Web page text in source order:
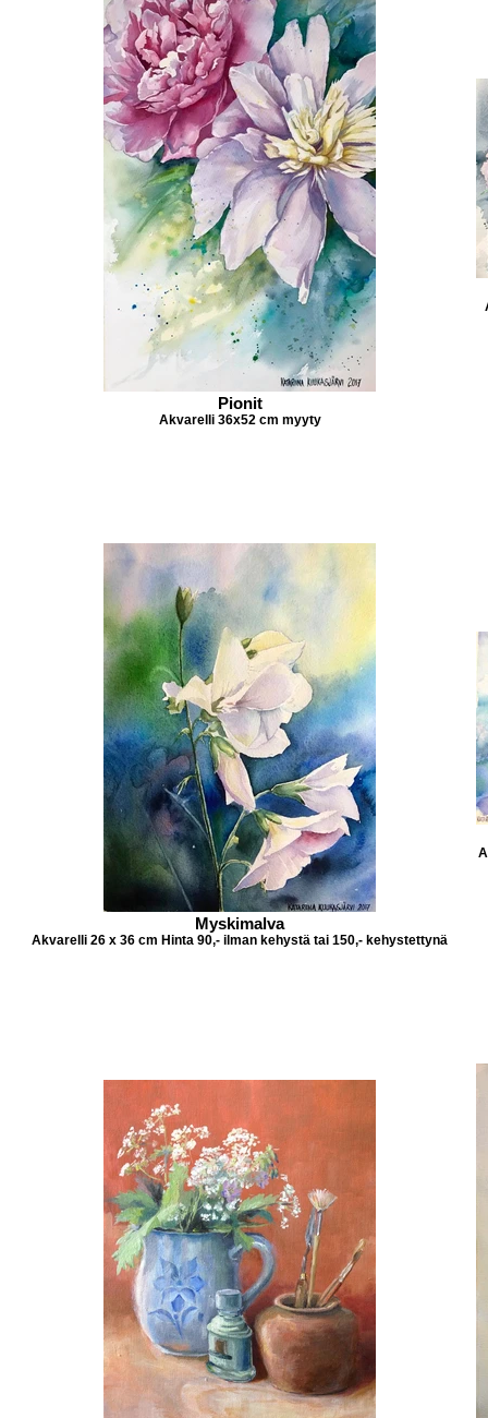
Pionit
Akvarelli 36x52 cm myyty
Myskimalva
Akvarelli 26 x 36 cm Hinta 90,- ilman kehystä tai 150,- kehystettynä